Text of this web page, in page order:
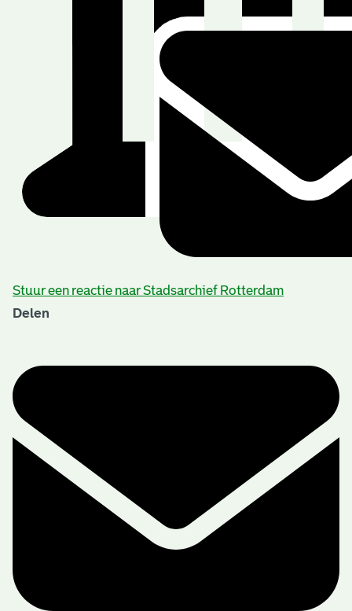
Stuur een reactie naar Stadsarchief Rotterdam
Delen